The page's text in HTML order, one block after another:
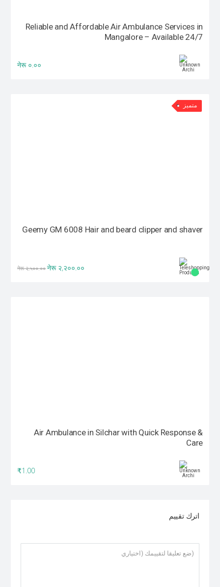
Reliable and Affordable Air Ambulance Services in
Mangalore – Available 24/7
नेरू ०.००
متميز
Geemy GM 6008 Hair and beard clipper and shaver
नेरू २,५००.०० नेरू २,२००.००
Air Ambulance in Silchar with Quick Response &
Care
₹1.00
اترك تقييم